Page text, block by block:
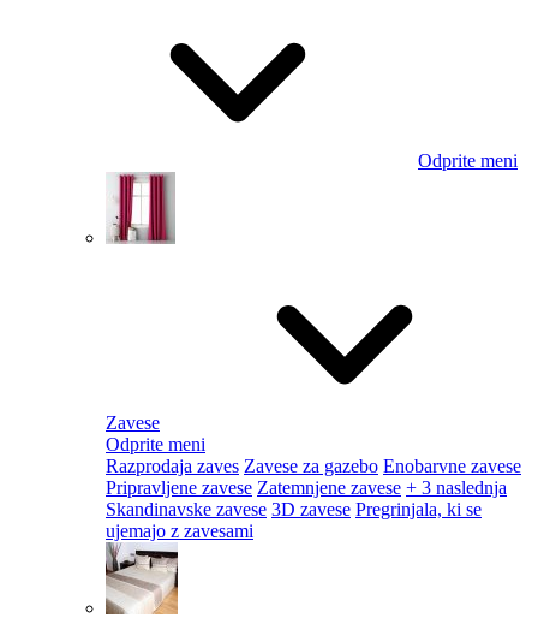
Odprite meni
Zavese
Odprite meni
Razprodaja zaves Zavese za gazebo Enobarvne zavese
Pripravljene zavese Zatemnjene zavese + 3 naslednja
Skandinavske zavese 3D zavese Pregrinjala, ki se
ujemajo z zavesami